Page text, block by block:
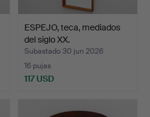
ESPEJO, teca, mediados
del siglo XX.
Subastado 30 jun 2026
16 pujas
117 USD